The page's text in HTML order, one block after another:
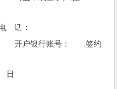
电    话：
开户银行账号：       ,签约
日